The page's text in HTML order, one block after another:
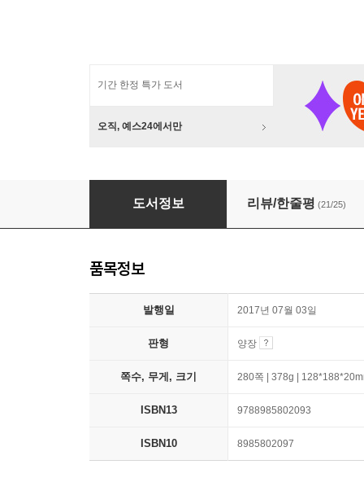
기간 한정 특가 도서
오직, 예스24에서만
인간과 문화의 무지개다리
도서정보 리뷰/한줄평 (21/25)
품목정보
발행일 2017년 07월 03일
판형 양장
쪽수, 무게, 크기 280쪽 | 378g |
ISBN13 9788985802093
ISBN10 8985802097